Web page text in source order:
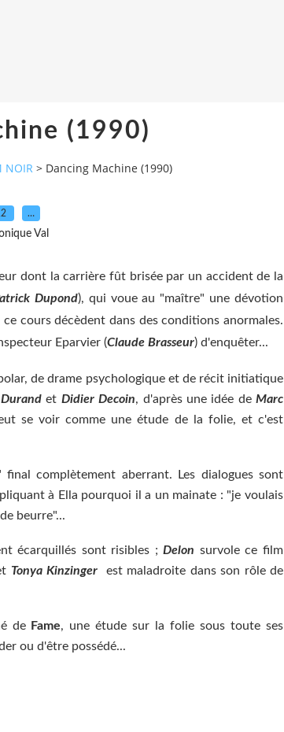
(1990)
NOIR > Dancing Machine (1990)
…
Val
dont la carrière fût brisée par un accident de la
Dupond), qui voue au "maître" une dévotion
cours décèdent dans des conditions anormales.
Eparvier (Claude Brasseur) d'enquêter...
de drame psychologique et de récit initiatique
et Didier Decoin, d'après une idée de Marc
se voir comme une étude de la folie, et c'est
complètement aberrant. Les dialogues sont
à Ella pourquoi il a un mainate : "je voulais
beurre"...
écarquillés sont risibles ;Delon survole ce film
Tonya Kinzinger
est maladroite dans son rôle de
de Fame, une étude sur la folie sous toute ses
ou d'être possédé...